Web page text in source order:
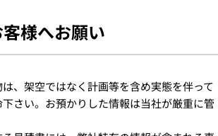
様へお願い
、架空ではなく計画等を含め実態を伴って
さい。お預かりした情報は当社が厳重に管